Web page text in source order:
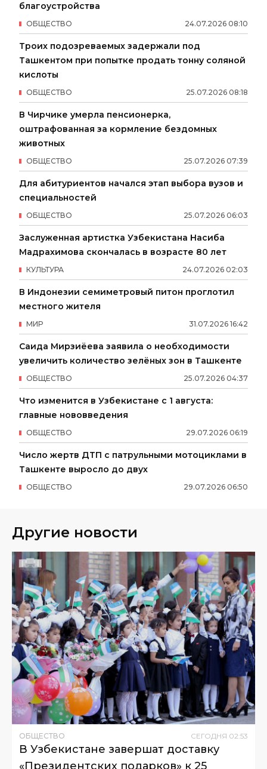
благоустройства
24.07.2026 08:10
ОБЩЕСТВО
Троих подозреваемых задержали под
Ташкентом при попытке продать тонну соляной
кислоты
25.07.2026 08:18
ОБЩЕСТВО
В Чирчике умерла пенсионерка,
оштрафованная за кормление бездомных
животных
25.07.2026 07:39
ОБЩЕСТВО
Для абитуриентов начался этап выбора вузов и
специальностей
25.07.2026 06:03
ОБЩЕСТВО
Заслуженная артистка Узбекистана Насиба
Мадрахимова скончалась в возрасте 80 лет
24.07.2026 02:03
КУЛЬТУРА
В Индонезии семиметровый питон проглотил
местного жителя
31.07.2026 16:42
МИР
Саида Мирзиёева заявила о необходимости
увеличить количество зелёных зон в Ташкенте
25.07.2026 04:37
ОБЩЕСТВО
Что изменится в Узбекистане с 1 августа:
главные нововведения
29.07.2026 06:19
ОБЩЕСТВО
Число жертв ДТП с патрульными мотоциклами в
Ташкенте выросло до двух
29.07.2026 06:50
ОБЩЕСТВО
Другие новости
ОБЩЕСТВО СЕГОДНЯ 02:53
В Узбекистане завершат доставку
«Президентских подарков» к 25